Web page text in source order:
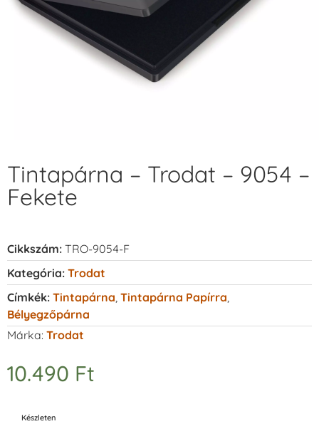
Tintapárna – Trodat – 9054 –
Fekete
Cikkszám: TRO-9054-F
Kategória: Trodat
Címkék: Tintapárna Tintapárna Papírra
Bélyegzőpárna
Márka: Trodat
10.490 Ft
Készleten